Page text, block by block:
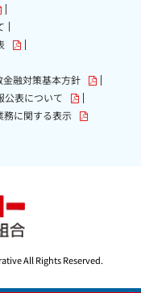
融対策基本方針
公表について
務に関する表示
All Rights Reserved.